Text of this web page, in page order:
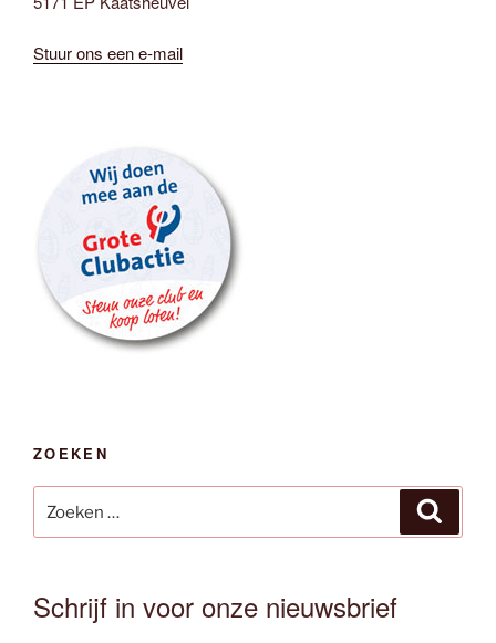
Stuur ons een e-mail
ZOEKEN
naar:
Schrijf in voor onze nieuwsbrief